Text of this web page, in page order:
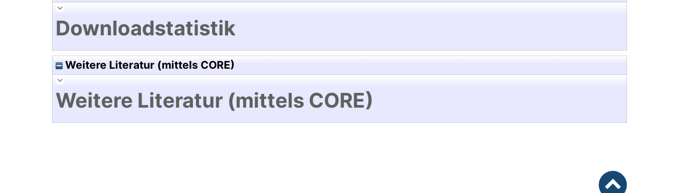
Downloadstatistik
Weitere Literatur (mittels CORE)
Weitere Literatur (mittels CORE)